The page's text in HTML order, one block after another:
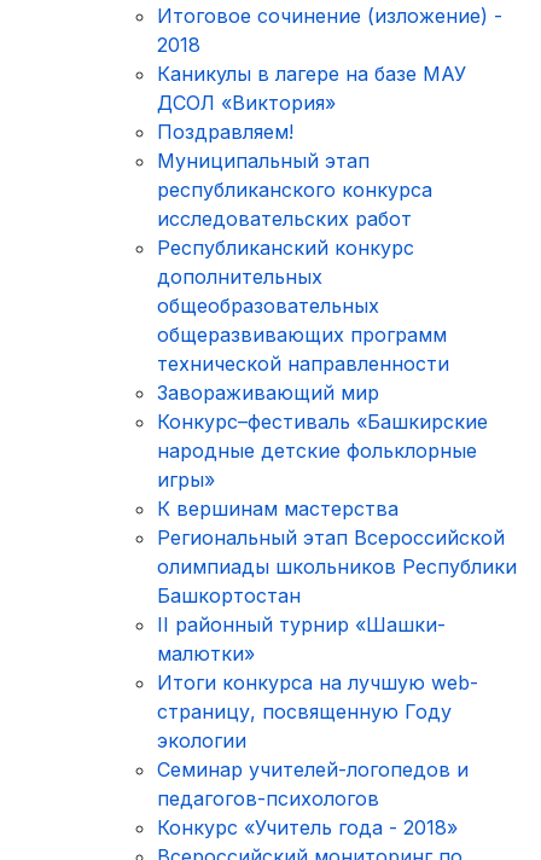
Итоговое сочинение (изложение) -
2018
Каникулы в лагере на базе МАУ
ДСОЛ «Виктория»
Поздравляем!
Муниципальный этап
республиканского конкурса
исследовательских работ
Республиканский конкурс
дополнительных
общеобразовательных
общеразвивающих программ
технической направленности
Завораживающий мир
Конкурс–фестиваль «Башкирские
народные детские фольклорные
игры»
К вершинам мастерства
Региональный этап Всероссийской
олимпиады школьников Республики
Башкортостан
II районный турнир «Шашки-
малютки»
Итоги конкурса на лучшую web-
страницу, посвященную Году
экологии
Cеминар учителей-логопедов и
педагогов-психологов
Конкурс «Учитель года - 2018»